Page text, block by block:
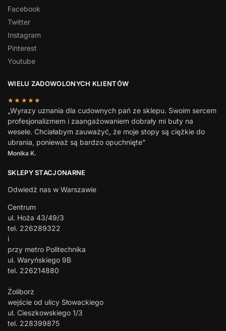
Facebook
Twitter
Instagram
Pinterest
Youtube
WIELU ZADOWOLONYCH KLIENTÓW
★★★★★
„Wyrazy uznania dla cudownych pań ze sklepu. Swoim sercem
profesjonalizmem i zaangażowaniem dobrały mi buty na
wesele. Chciałabym zauważyć, że moje stopy są ciężkie do
ubrania, ponieważ są bardzo opuchnięte”
Monika K.
SKLEPY STACJONARNE
Odwiedź nas w Warszawie
Centrum
ul. Hoża 43/49/3
tel. 226289322
i
przy metro Politechnika
ul. Waryńskiego 9B
tel. 226214880
Żoliborz
wejście od ulicy Słowackiego
ul. Cieszkowskiego 1/3
tel. 228399875